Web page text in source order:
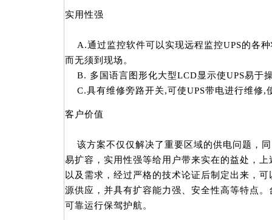
实用性强
A.通过监控软件可以实现远程监控UPS的各
而无须到现场。
B. 多国语言图形化大型LCD显示使UPS易于
C.具有维修旁路开关,可使UPS带电进行维修,
客户价值
该方案不仅仅解决了重要区域的供电问题，
易扩容，实用性强等给用户带来实在的益处，
以及需求，经过严格的技术论证后制定出来，
源供应，并具有扩容能力强、安全性高等特点
可靠运行保驾护航。